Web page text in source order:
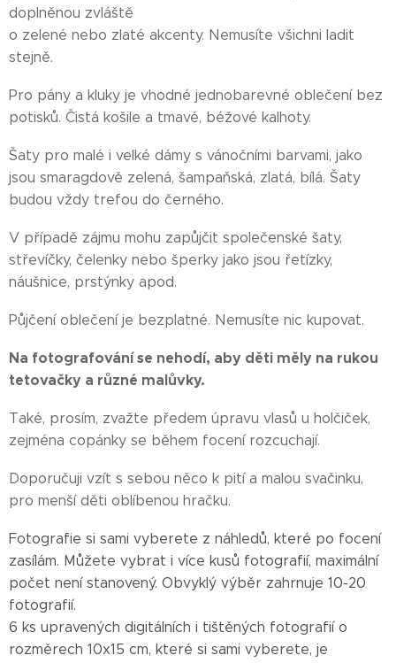
doplněnou zvláště
o zelené nebo zlaté akcenty. Nemusíte všichni ladit
stejně.
Pro pány a kluky je vhodné jednobarevné oblečení bez
potisků. Čistá košile a tmavé, béžové kalhoty.
Šaty pro malé i velké dámy s vánočními barvami, jako
jsou smaragdově zelená, šampaňská, zlatá, bílá. Šaty
budou vždy trefou do černého.
V případě zájmu mohu zapůjčit společenské šaty,
střevíčky, čelenky nebo šperky jako jsou řetízky,
náušnice, prstýnky apod.
Půjčení oblečení je bezplatné. Nemusíte nic kupovat.
Na fotografování se nehodí, aby děti měly na rukou
tetovačky a různé malůvky.
Také, prosím, zvažte předem úpravu vlasů u holčiček,
zejména copánky se během focení rozcuchají.
Doporučuji vzít s sebou něco k pití a malou svačinku,
pro menší děti oblíbenou hračku.
Fotografie si sami vyberete z náhledů, které po focení
zasílám. Můžete vybrat i více kusů fotografií, maximální
počet není stanovený. Obvyklý výběr zahrnuje 10-20
fotografií.
6 ks upravených digitálních i tištěných fotografií o
rozměrech 10x15 cm, které si sami vyberete, je